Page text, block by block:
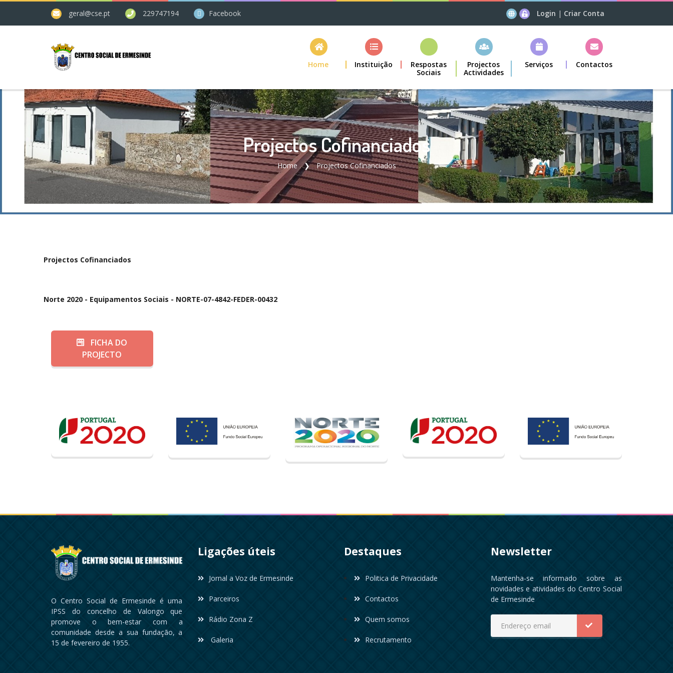
geral@cse.pt 229747194 Facebook Login | Criar Conta
Home Instituição
Respostas
Sociais
Projectos
Actividades
Serviços Contactos
Projectos Cofinanciados
Home Projectos Cofinanciados
Projectos Cofinanciados
Norte 2020 - Equipamentos Sociais - NORTE-07-4842-FEDER-00432
FICHA DO
PROJECTO
O Centro Social de Ermesinde é uma
IPSS do concelho de Valongo que
promove o bem-estar com a
comunidade desde a sua fundação, a
15 de fevereiro de 1955.
Ligações úteis
Jornal a Voz de Ermesinde
Parceiros
Rádio Zona Z
Galeria
Destaques
Politica de Privacidade
Contactos
Quem somos
Recrutamento
Newsletter
Mantenha-se informado sobre as
novidades e atividades do Centro Social
de Ermesinde